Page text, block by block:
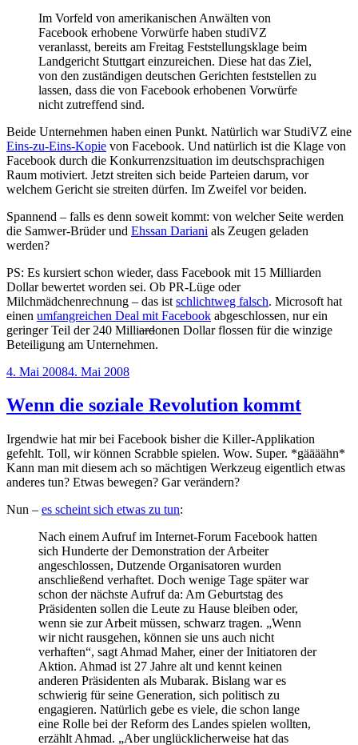
Im Vorfeld von amerikanischen Anwälten von
Facebook erhobene Vorwürfe haben studiVZ
veranlasst, bereits am Freitag Feststellungsklage beim
Landgericht Stuttgart einzureichen. Diese hat das Ziel,
von den zuständigen deutschen Gerichten feststellen zu
lassen, dass die von Facebook erhobenen Vorwürfe
nicht zutreffend sind.
Beide Unternehmen haben einen Punkt. Natürlich war StudiVZ eine
Eins-zu-Eins-Kopie von Facebook. Und natürlich ist die Klage von
Facebook durch die Konkurrenzsituation im deutschsprachigen
Raum motiviert. Jetzt streiten sich beide Parteien darum, vor
welchem Gericht sie streiten dürfen. Im Zweifel vor beiden.
Spannend – falls es denn soweit kommt: von welcher Seite werden
die Samwer-Brüder und Ehssan Dariani als Zeugen geladen
werden?
PS: Es kursiert schon wieder, dass Facebook mit 15 Milliarden
Dollar bewertet worden sei. Ob PR-Lüge oder
Milchmädchenrechnung – das ist schlichtweg falsch. Microsoft hat
einen umfangreichen Deal mit Facebook abgeschlossen, nur ein
geringer Teil der 240 Milliardonen Dollar flossen für die winzige
Beteiligung am Unternehmen.
Veröffentlicht
4. Mai 20084. Mai 2008
Wenn die soziale Revolution kommt
Irgendwie hat mir bei Facebook bisher die Killer-Applikation
gefehlt. Toll, wir können Scrabble spielen. Wow. Super. *gäääähn*
Kann man mit diesem ach so mächtigen Werkzeug eigentlich etwas
anderes tun? Etwas bewegen? Gar verändern?
Nun – es scheint sich etwas zu tun:
Nach einem Aufruf im Internet-Forum Facebook hatten
sich Hunderte der Demonstration der Arbeiter
angeschlossen, Dutzende Organisatoren wurden
anschließend verhaftet. Doch wenige Tage später war
schon der nächste Aufruf da: Am Geburtstag des
Präsidenten sollen die Leute zu Hause bleiben oder,
wenn sie zur Arbeit müssen, schwarz tragen. „Wenn
wir nicht rausgehen, können sie uns auch nicht
verhaften“, sagt Ahmad Maher, einer der Initiatoren der
Aktion. Ahmad ist 27 Jahre alt und kennt keinen
anderen Präsidenten als Mubarak. Bislang war es
schwierig für seine Generation, sich politisch zu
engagieren. Natürlich gebe es viele, die schon lange
eine Rolle bei der Reform des Landes spielen wollten,
erzählt Ahmad. „Aber unglücklicherweise hat das